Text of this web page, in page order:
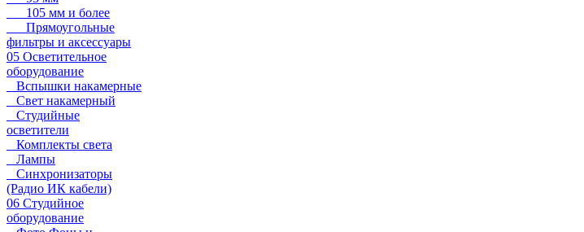
105 мм и более
Прямоугольные
фильтры и аксессуары
05 Осветительное
оборудование
Вспышки накамерные
Свет накамерный
Студийные
осветители
Комплекты света
Лампы
Синхронизаторы
(Радио ИК кабели)
06 Студийное
оборудование